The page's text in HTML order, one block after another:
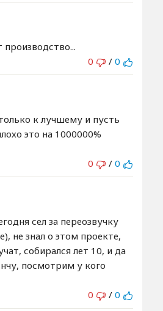
производство...
0
/ 0
к лучшему и пусть
это на 1000000%
0
/ 0
сел за переозвучку
не знал о этом проекте,
собирался лет 10, и да
посмотрим у кого
0
/ 0